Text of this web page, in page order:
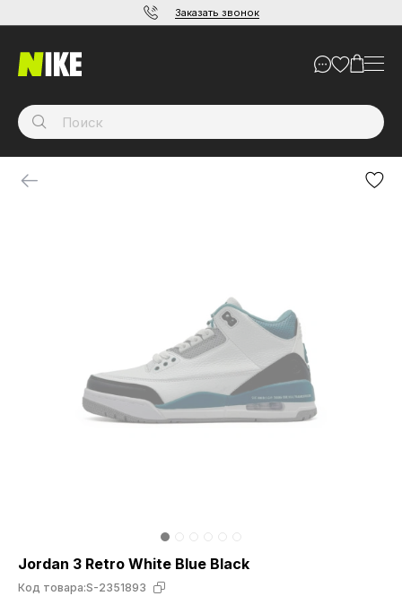
Заказать звонок
Jordan 3 Retro White Blue Black
Код товара:S-2351893